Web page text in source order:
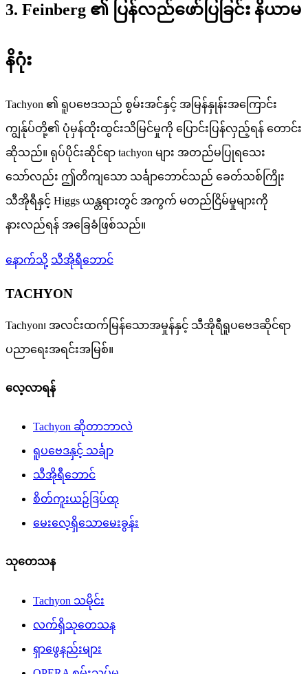
3. Feinberg ၏ ပြန်လည်ဖော်ပြခြင်း နိယာမ
နိဂုံး
Tachyon ၏ ရူပဗေဒသည် စွမ်းအင်နှင့် အမြန်နှုန်းအကြောင်း
ကျွန်ုပ်တို့၏ ပုံမှန်ထိုးထွင်းသိမြင်မှုကို ပြောင်းပြန်လှည့်ရန် တောင်း
ဆိုသည်။ ရုပ်ပိုင်းဆိုင်ရာ tachyon များ အတည်မပြုရသေး
သော်လည်း ဤတိကျသော သင်္ချာဘောင်သည် ခေတ်သစ်ကြိုး
သီအိုရီနှင့် Higgs ယန္တရားတွင် အကွက် မတည်ငြိမ်မှုများကို
နားလည်ရန် အခြေခံဖြစ်သည်။
နောက်သို့ သီအိုရီဘောင်
TACHYON
Tachyon၊ အလင်းထက်မြန်သောအမှုန်နှင့် သီအိုရီရူပဗေဒဆိုင်ရာ
ပညာရေးအရင်းအမြစ်။
လေ့လာရန်
Tachyon ဆိုတာဘာလဲ
ရူပဗေဒနှင့် သင်္ချာ
သီအိုရီဘောင်
စိတ်ကူးယဉ်ဒြပ်ထု
မေးလေ့ရှိသောမေးခွန်း
သုတေသန
Tachyon သမိုင်း
လက်ရှိသုတေသန
ရှာဖွေနည်းများ